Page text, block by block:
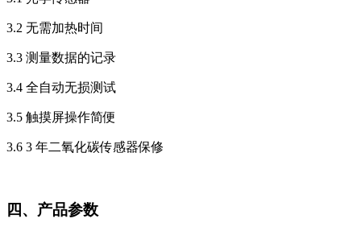
3.2 无需加热时间
3.3 测量数据的记录
3.4 全自动无损测试
3.5 触摸屏操作简便
3.6 3 年二氧化碳传感器保修
四、 产品参数